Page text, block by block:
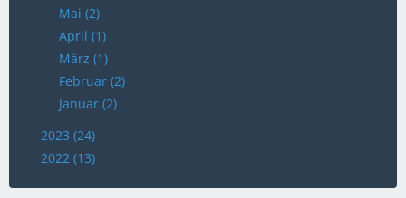
Mai (2)
April (1)
März (1)
Februar (2)
Januar (2)
2023 (24)
2022 (13)